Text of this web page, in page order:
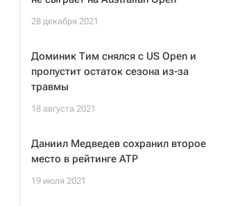
28 декабря 2021
Доминик Тим снялся с US Open и
пропустит остаток сезона из-за
травмы
18 августа 2021
Даниил Медведев сохранил второе
место в рейтинге ATP
19 июля 2021